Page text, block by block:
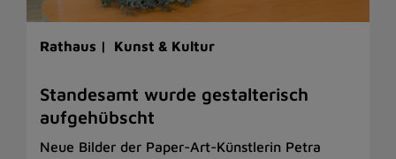
Rathaus | Kunst & Kultur
Standesamt wurde gestalterisch
aufgehübscht
Neue Bilder der Paper-Art-Künstlerin Petra